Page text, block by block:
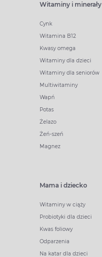
Witaminy i minerały
Cynk
Witamina B12
Kwasy omega
Witaminy dla dzieci
Witaminy dla seniorów
Multiwitaminy
Wapń
Potas
Żelazo
Żeń-szeń
Magnez
Mama i dziecko
Witaminy w ciąży
Probiotyki dla dzieci
Kwas foliowy
Odparzenia
Na katar dla dzieci